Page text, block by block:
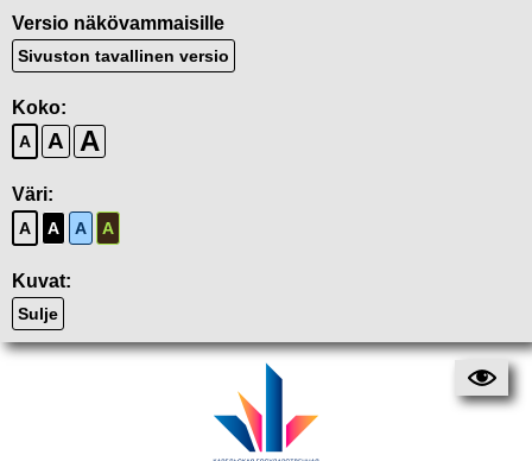
Versio näkövammaisille
Sivuston tavallinen versio
Koko:
A A A
Väri:
A A A A
Kuvat:
Sulje